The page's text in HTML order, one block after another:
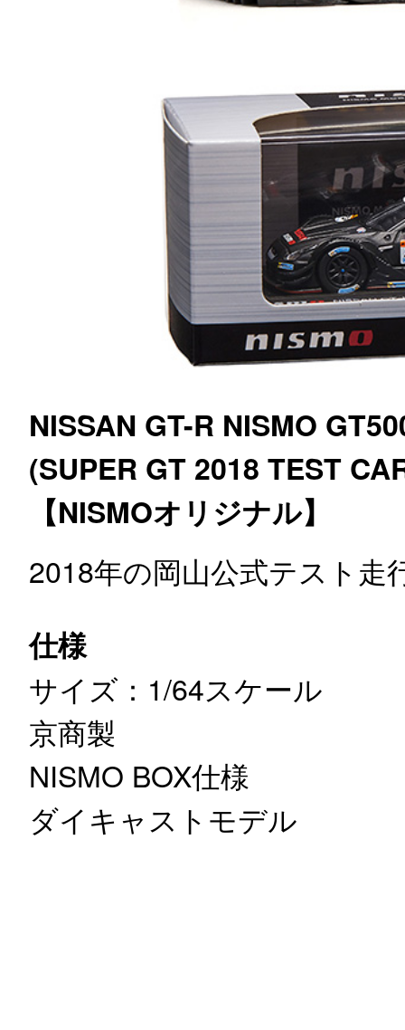
NISSAN GT-R NISMO
(SUPER GT 2018 TEST
【NISMOオリジナル】
2018年の岡山公式テスト
仕様
サイズ：1/64スケール
京商製
NISMO BOX仕様
ダイキャストモデル